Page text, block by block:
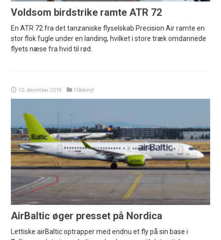
Voldsom birdstrike ramte ATR 72
En ATR 72 fra det tanzaniske flyselskab Precision Air ramte en
stor flok fugle under en landing, hvilket i store træk omdannede
flyets næse fra hvid til rød.
10. december 2018 Flådenyt
AirBaltic øger presset på Nordica
Lettiske airBaltic optrapper med endnu et fly på sin base i